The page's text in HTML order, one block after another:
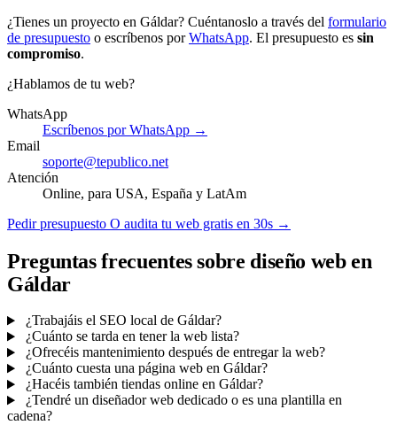
¿Tienes un proyecto en Gáldar? Cuéntanoslo a través del formulario
de presupuesto o escríbenos porWhatsApp. El presupuesto es sin
compromiso.
¿Hablamos de tu web?
WhatsApp
Escríbenos por WhatsApp →
Email
soporte@tepublico.net
Atención
Online, para USA, España y LatAm
Pedir presupuesto O audita tu web gratis en 30s →
Preguntas frecuentes sobre diseño web en
Gáldar
¿Trabajáis el SEO local de Gáldar?
¿Cuánto se tarda en tener la web lista?
¿Ofrecéis mantenimiento después de entregar la web?
¿Cuánto cuesta una página web en Gáldar?
¿Hacéis también tiendas online en Gáldar?
¿Tendré un diseñador web dedicado o es una plantilla en
cadena?